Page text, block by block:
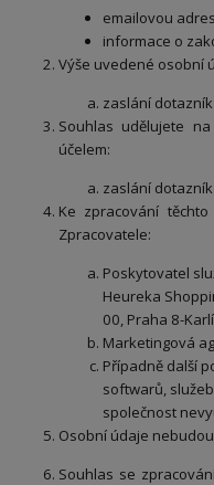
emailovou
informace o
Výše uvedené osobní
zaslání
Souhlas udělujete
účelem:
zaslání
Ke zpracování
Zpracovatele:
Poskytovatel
Heureka
00, Praha 8-
Marketingová
Případně další
softwarů,
společnost
Osobní údaje
Souhlas se